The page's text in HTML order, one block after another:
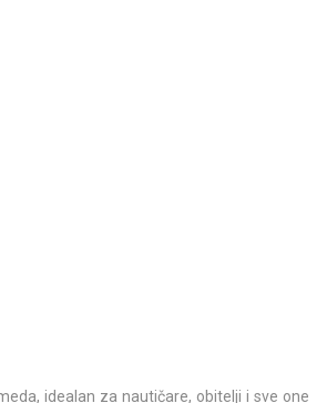
idealan za nautičare, obitelji i sve one